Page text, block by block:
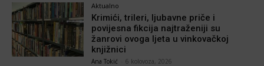
Aktualno
Krimići, trileri, ljubavne priče i
povijesna fikcija najtraženiji su
žanrovi ovoga ljeta u vinkovačkoj
knjižnici
Ana Tokić 6 kolovoza, 2026